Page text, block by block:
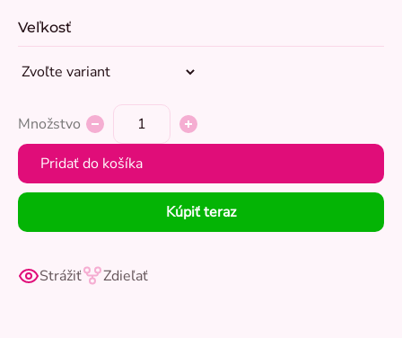
Veľkosť
Množstvo
Pridať do košíka
Kúpiť teraz
Strážiť Zdieľať